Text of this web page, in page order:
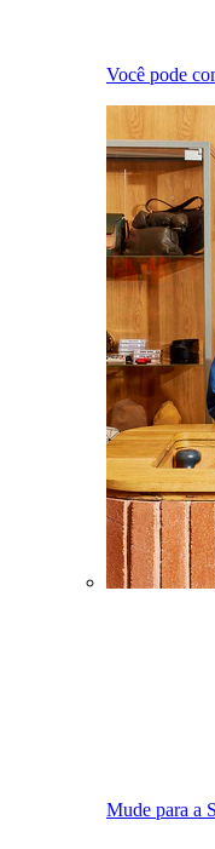
Você pode
Mude para a